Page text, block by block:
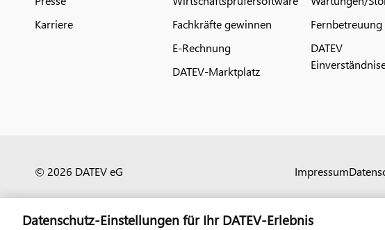
Karriere
Fachkräfte gewinnen
E-Rechnung
DATEV-Marktplatz
DATEV
© 2026 DATEV eG Impressum
Datenschutz-Einstellungen für Ihr DATEV-Erlebnis